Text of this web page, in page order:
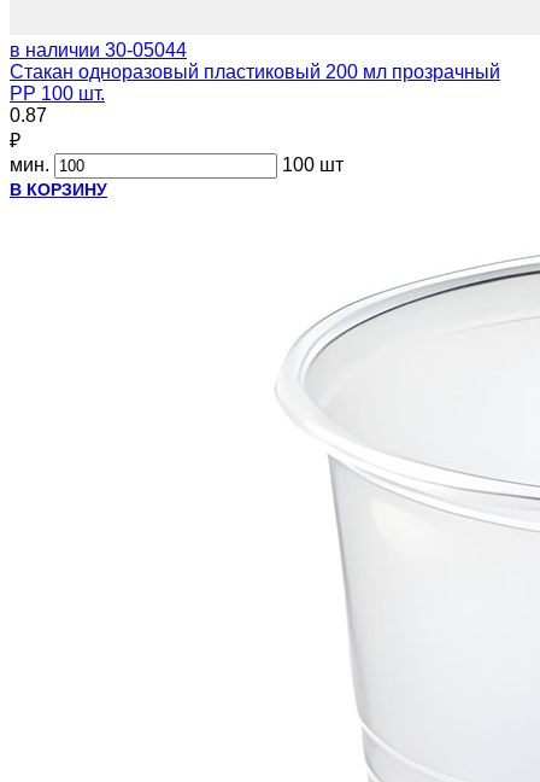
в наличии 30-05044
Стакан одноразовый пластиковый 200 мл прозрачный
PP 100 шт.
0.87
₽
мин.
100 шт
В КОРЗИНУ